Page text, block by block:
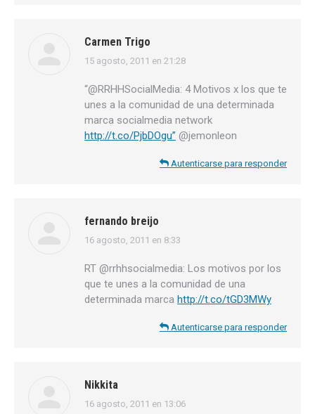
Carmen Trigo
dice:
15 agosto, 2011 en 21:28
“@RRHHSocialMedia: 4 Motivos x los que te
unes a la comunidad de una determinada
marca socialmedia network
http://t.co/PjbDOgu” @jemonleon
Autenticarse para responder
fernando breijo
dice:
16 agosto, 2011 en 8:33
RT @rrhhsocialmedia: Los motivos por los
que te unes a la comunidad de una
determinada marca http://t.co/tGD3MWy
Autenticarse para responder
Nikkita
dice:
16 agosto, 2011 en 13:06